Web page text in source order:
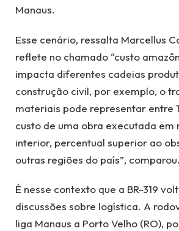
Manaus.
Esse cenário, ressalta Marcellus
reflete no chamado “custo
impacta diferentes cadeias
construção civil, por exemplo, o
materiais pode representar entre
custo de uma obra executada em
interior, percentual superior ao
outras regiões do país”, comparou.
É nesse contexto que a BR-319
discussões sobre logística. A
liga Manaus a Porto Velho (RO),